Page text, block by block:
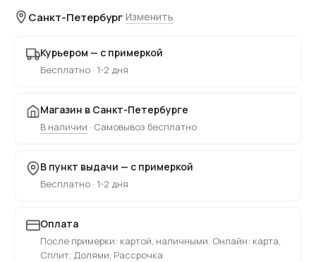
Санкт-Петербург Изменить
Курьером — с примеркой
Бесплатно · 1-2 дня
Магазин в Санкт-Петербурге
В наличии · Самовывоз бесплатно
В пункт выдачи — с примеркой
Бесплатно · 1-2 дня
Оплата
После примерки: картой, наличными. Онлайн: карта,
Сплит, Долями, Рассрочка